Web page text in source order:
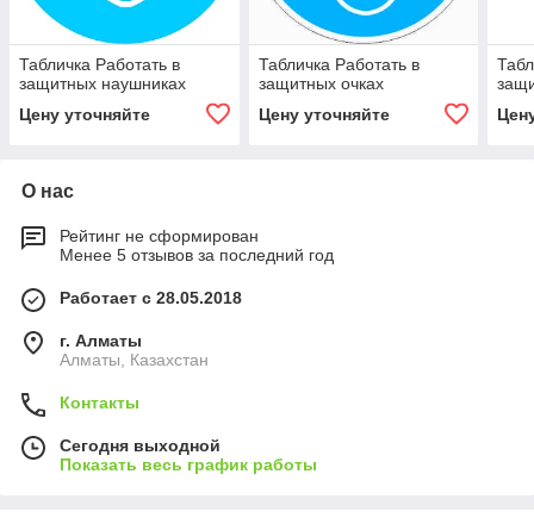
Табличка Работать в
защитных наушниках
Цену уточняйте
Табличка Работать в
защитных очках
Цену уточняйте
О нас
Рейтинг не сформирован
Менее 5 отзывов за последний год
Работает с 28.05.2018
г. Алматы
Алматы, Казахстан
Контакты
Сегодня выходной
Показать весь график работы